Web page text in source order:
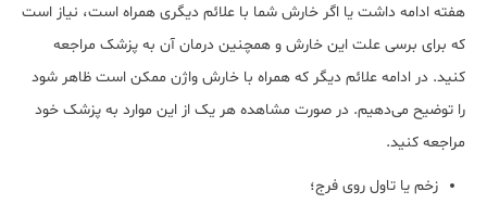
هفته ادامه داشت یا اگر خارش شما با علائم دیگری همراه است، نیاز است
که برای برسی علت این خارش و همچنین درمان آن به پزشک مراجعه
کنید. در ادامه علائم دیگر که همراه با خارش واژن ممکن است ظاهر شود
را توضیح می‌دهیم. در صورت مشاهده هر یک از این موارد به پزشک خود
مراجعه کنید.
زخم یا تاول روی فرج؛